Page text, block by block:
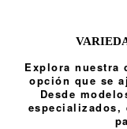
Explora nuestra
opción que se
Desde
especializados,